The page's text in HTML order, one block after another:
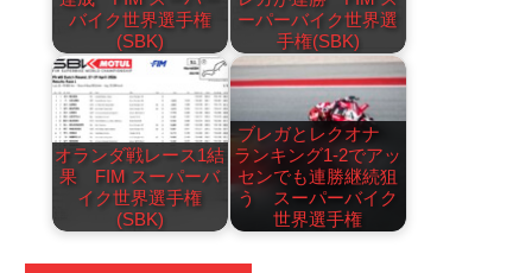
バイク世界選手権
(SBK)
ーパーバイク世界選
手権(SBK)
オランダ戦レース1結
果 FIM スーパーバ
イク世界選手権
(SBK)
ブレガとレクオナ
ランキング1-2でアッ
センでも連勝継続狙
う スーパーバイク
世界選手権